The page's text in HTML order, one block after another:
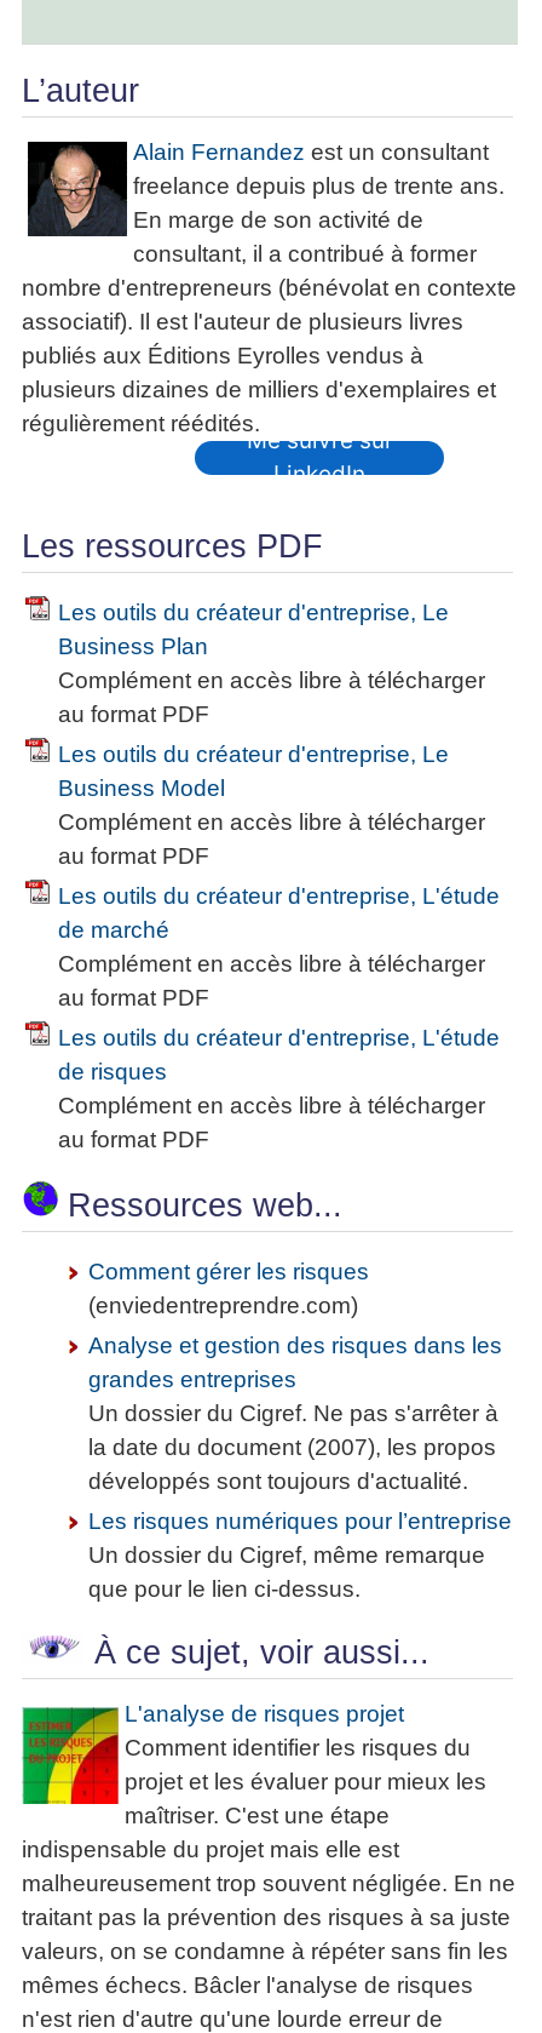
L’auteur
Alain Fernandez est un consultant
freelance depuis plus de trente ans.
En marge de son activité de
consultant, il a contribué à former
nombre d'entrepreneurs (bénévolat en contexte
associatif). Il est l'auteur de plusieurs livres
publiés aux Éditions Eyrolles vendus à
plusieurs dizaines de milliers d'exemplaires et
régulièrement réédités.
Me suivre sur
LinkedIn
Les ressources PDF
Les outils du créateur d'entreprise, Le
Business Plan
Complément en accès libre à télécharger
au format PDF
Les outils du créateur d'entreprise, Le
Business Model
Complément en accès libre à télécharger
au format PDF
Les outils du créateur d'entreprise, L'étude
de marché
Complément en accès libre à télécharger
au format PDF
Les outils du créateur d'entreprise, L'étude
de risques
Complément en accès libre à télécharger
au format PDF
Ressources web...
Comment gérer les risques
(enviedentreprendre.com)
Analyse et gestion des risques dans les
grandes entreprises
Un dossier du Cigref. Ne pas s'arrêter à
la date du document (2007), les propos
développés sont toujours d'actualité.
Les risques numériques pour l’entreprise
Un dossier du Cigref, même remarque
que pour le lien ci-dessus.
À ce sujet, voir aussi...
L'analyse de risques projet
Comment identifier les risques du
projet et les évaluer pour mieux les
maîtriser. C'est une étape
indispensable du projet mais elle est
malheureusement trop souvent négligée. En ne
traitant pas la prévention des risques à sa juste
valeurs, on se condamne à répéter sans fin les
mêmes échecs. Bâcler l'analyse de risques
n'est rien d'autre qu'une lourde erreur de